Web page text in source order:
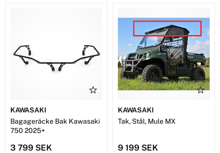
KAWASAKI
Bagageräcke Bak Kawasaki
750 2025+
3 799 SEK
KAWASAKI
Tak, Stål, Mule MX
9 199 SEK